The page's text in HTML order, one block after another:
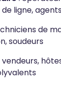
ligne,
de
soudeurs
vendeurs,